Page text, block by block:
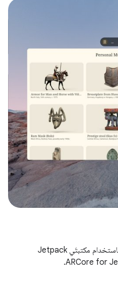
يمكنك إنشاء متحف شخصي غامر باستخدام مكتبتَي Jetpack